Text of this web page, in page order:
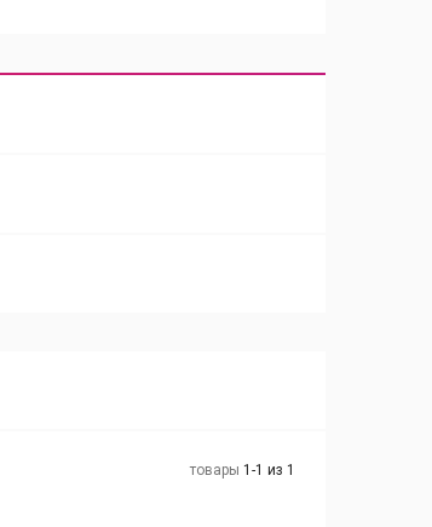
товары 1-1 из 1